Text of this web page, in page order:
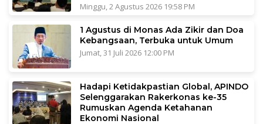
Minggu, 2 Agustus 2026 19:58 PM
1 Agustus di Monas Ada Zikir dan Doa
Kebangsaan, Terbuka untuk Umum
Jumat, 31 Juli 2026 12:00 PM
Hadapi Ketidakpastian Global, APINDO
Selenggarakan Rakerkonas ke-35
Rumuskan Agenda Ketahanan
Ekonomi Nasional